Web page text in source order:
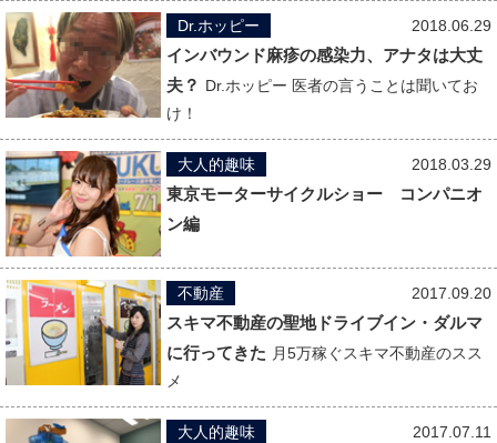
2018.06.29
Dr.ホッピー
インバウンド麻疹の感染力、アナタは大丈
夫？ Dr.ホッピー 医者の言うことは聞いてお
け！
2018.03.29
大人的趣味
東京モーターサイクルショー コンパニオ
ン編
2017.09.20
不動産
スキマ不動産の聖地ドライブイン・ダルマ
に行ってきた 月5万稼ぐスキマ不動産のスス
メ
2017.07.11
大人的趣味